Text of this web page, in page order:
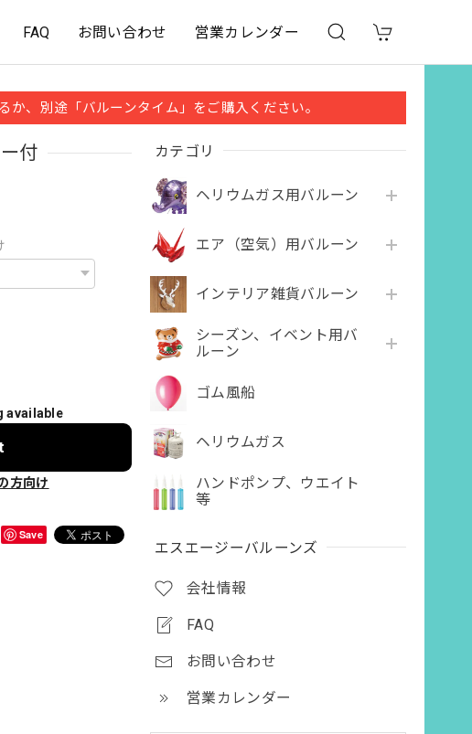
FAQ お問い合わせ 営業カレンダー
、別途「バルーンタイム」をご購入ください。
カテゴリ
ヘリウムガス用バルーン
エア（空気）用バルーン
インテリア雑貨バルーン
シーズン、イベント用バ
ルーン
ゴム風船
ヘリウムガス
ハンドポンプ、ウエイト
等
エスエージーバルーンズ
会社情報
FAQ
お問い合わせ
営業カレンダー
付
available
方向け
Save